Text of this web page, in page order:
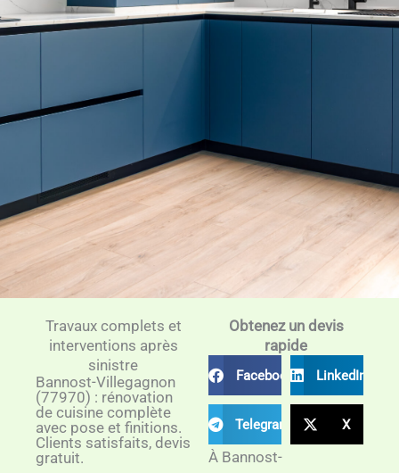
Obtenez un devis
rapide
Facebook LinkedIn
Telegram X
À Bannost-
Travaux complets et
interventions après
sinistre
Bannost-Villegagnon
(77970) : rénovation
de cuisine complète
avec pose et finitions.
Clients satisfaits, devis
gratuit.